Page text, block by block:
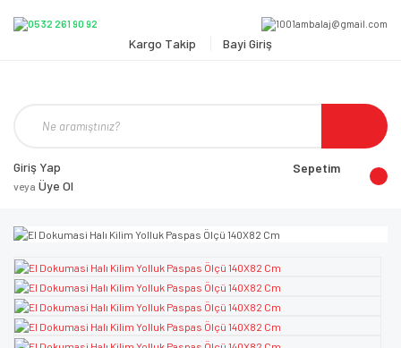
Kargo Takip Bayi Giriş
Giriş Yap
veya Üye Ol
Sepetim